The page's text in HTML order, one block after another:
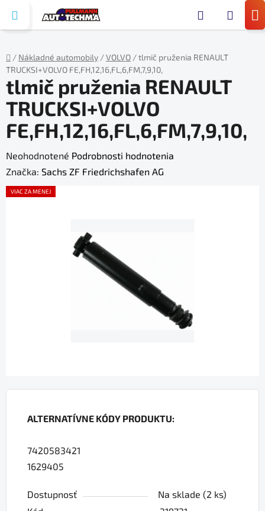
obsah
Domov
/ Nákladné automobily /VOLVO /tlmič pruženia RENAULT
TRUCKSI+VOLVO FE,FH,12,16,FL,6,FM,7,9,10,
ALTERNATÍVNE KÓDY PRODUKTU:
7420583421
1629405
Dostupnosť Na sklade (2 ks)
tlmič pruženia RENAULT
TRUCKSI+VOLVO
FE,FH,12,16,FL,6,FM,7,9,10,
Priemerné
hodnotenie
produktu
Neohodnotené Podrobnosti hodnotenia
Značka: Sachs ZF Friedrichshafen AG
VIAC ZA MENEJ